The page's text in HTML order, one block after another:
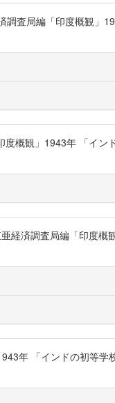
査局編「印度概観」
概観」1943年 「イン
済調査局編「印度概
年 「インドの初等学